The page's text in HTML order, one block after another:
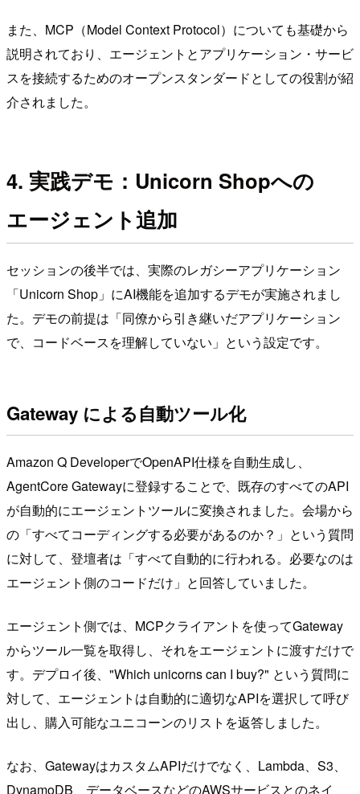
また、MCP（Model Context Protocol）についても基礎から
説明されており、エージェントとアプリケーション・サービ
スを接続するためのオープンスタンダードとしての役割が紹
介されました。
4. 実践デモ：Unicorn Shopへの
エージェント追加
セッションの後半では、実際のレガシーアプリケーション
「Unicorn Shop」にAI機能を追加するデモが実施されまし
た。デモの前提は「同僚から引き継いだアプリケーション
で、コードベースを理解していない」という設定です。
Gateway による自動ツール化
Amazon Q DeveloperでOpenAPI仕様を自動生成し、
AgentCore Gatewayに登録することで、既存のすべてのAPI
が自動的にエージェントツールに変換されました。会場から
の「すべてコーディングする必要があるのか？」という質問
に対して、登壇者は「すべて自動的に行われる。必要なのは
エージェント側のコードだけ」と回答していました。
エージェント側では、MCPクライアントを使ってGateway
からツール一覧を取得し、それをエージェントに渡すだけで
す。デプロイ後、"Which unicorns can I buy?" という質問に
対して、エージェントは自動的に適切なAPIを選択して呼び
出し、購入可能なユニコーンのリストを返答しました。
なお、GatewayはカスタムAPIだけでなく、Lambda、S3、
DynamoDB、データベースなどのAWSサービスとのネイ